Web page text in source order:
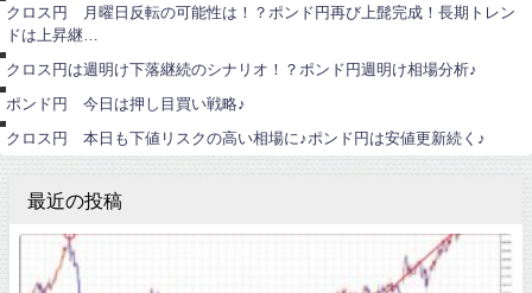
クロス円 月曜日反転の可能性は！？ポンド円再び上髭完成！長期トレン
ドは上昇継…
クロス円は週明け下落継続のシナリオ！？ポンド円週明け相場分析♪
ポンド円 今日は押し目買い戦略♪
クロス円 本日も下値リスクの高い相場に♪ポンド円は安値更新続く♪
最近の投稿